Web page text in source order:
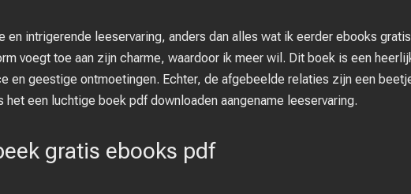
en intrigerende leeservaring, anders dan alles wat ik eerder ebooks
voegt toe aan zijn charme, waardoor ik meer wil. Dit boek is een
en geestige ontmoetingen. Echter, de afgebeelde relaties zijn een
een luchtige boek pdf downloaden aangename leeservaring.
gratis ebooks pdf